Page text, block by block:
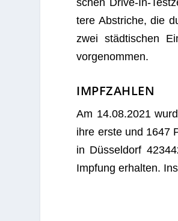
schen Drive-In-
tere Abstri­che, die
zwei städ­ti­schen
vorgenommen.
IMPFZAHLEN
Am 14.08.2021
ihre erste und 1647
in Düs­sel­dorf
Imp­fung erhal­ten.